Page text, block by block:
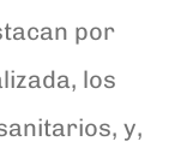
por
los
y,